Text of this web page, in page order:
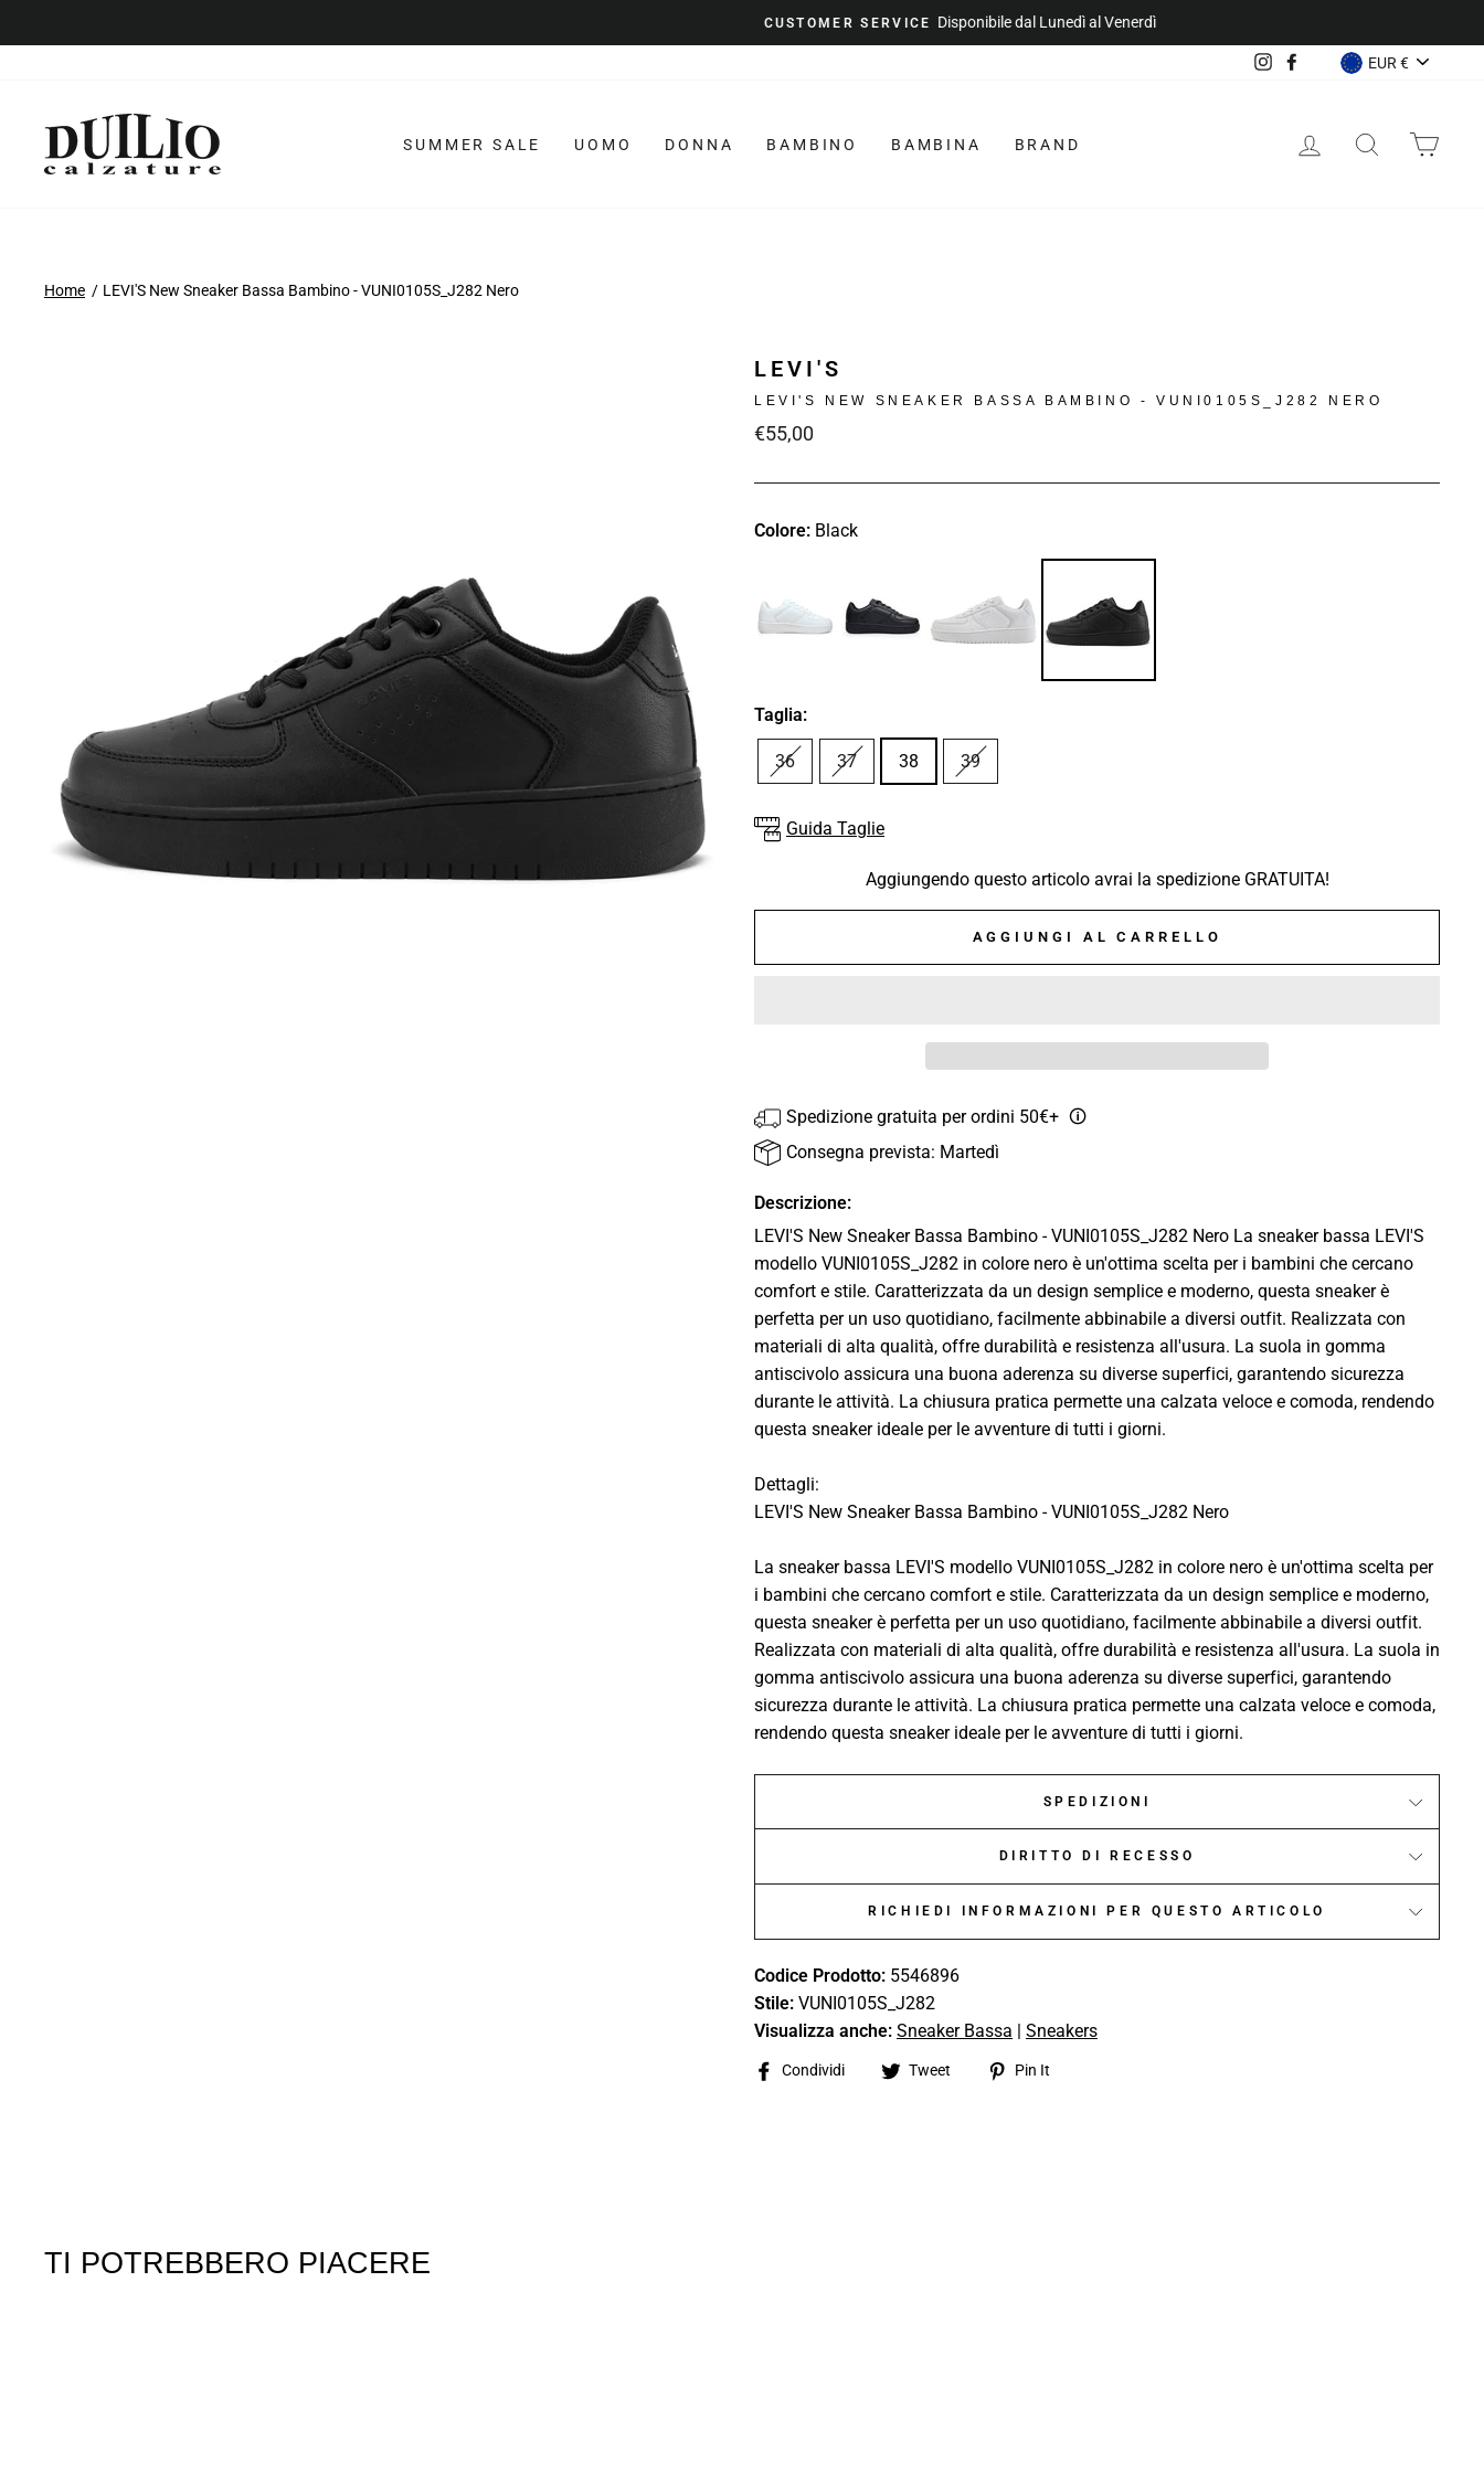
al
Disponibile dal Lunedì al Venerdì
Instagram
FacebookVALUTA
EUR €
SUMMER SALE UOMO DONNA BAMBINO BAMBINA BRAND ACCEDICERCA
Home LEVI'S New Sneaker Bassa Bambino - VUNI0105S_J282 Nero
LEVI'S
LEVI'S NEW SNEAKER BASSA BAMBINO - VUNI0105S_J282 NERO
Prezzo
€55,00
Colore: Black
Taglia:
36 37 38 39
Guida Taglie
Aggiungendo questo articolo avrai la spedizione GRATUITA!
AGGIUNGI AL CARRELLO
Spedizione gratuita per ordini 50€+ 🛈
Consegna prevista: Martedì
Descrizione:
LEVI'S New Sneaker Bassa Bambino - VUNI0105S_J282 Nero La sneaker bassa LEVI'S
modello VUNI0105S_J282 in colore nero è un'ottima scelta per i bambini che cercano
comfort e stile. Caratterizzata da un design semplice e moderno, questa sneaker è
perfetta per un uso quotidiano, facilmente abbinabile a diversi outfit. Realizzata con
materiali di alta qualità, offre durabilità e resistenza all'usura. La suola in gomma
antiscivolo assicura una buona aderenza su diverse superfici, garantendo sicurezza
durante le attività. La chiusura pratica permette una calzata veloce e comoda, rendendo
questa sneaker ideale per le avventure di tutti i giorni.
Dettagli:
LEVI'S New Sneaker Bassa Bambino - VUNI0105S_J282 Nero
La sneaker bassa LEVI'S modello VUNI0105S_J282 in colore nero è un'ottima scelta per
i bambini che cercano comfort e stile. Caratterizzata da un design semplice e moderno,
questa sneaker è perfetta per un uso quotidiano, facilmente abbinabile a diversi outfit.
Realizzata con materiali di alta qualità, offre durabilità e resistenza all'usura. La suola in
gomma antiscivolo assicura una buona aderenza su diverse superfici, garantendo
sicurezza durante le attività. La chiusura pratica permette una calzata veloce e comoda,
rendendo questa sneaker ideale per le avventure di tutti i giorni.
SPEDIZIONI
DIRITTO DI RECESSO
RICHIEDI INFORMAZIONI PER QUESTO ARTICOLO
Codice Prodotto: 5546896
Stile: VUNI0105S_J282
Visualizza anche: Sneaker Bassa Sneakers
Condividi
Share Tweet
Tweet
Pin It
TI POTREBBERO PIACERE